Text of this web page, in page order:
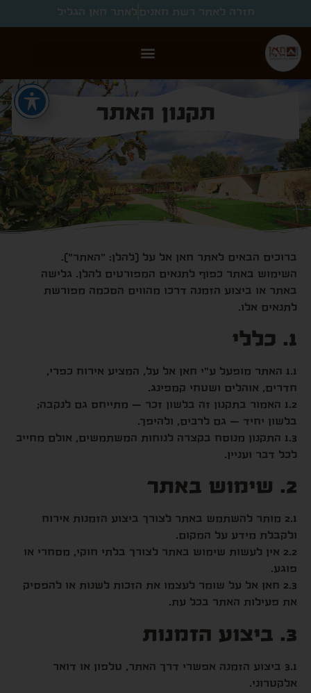
חזרה לאתר רשת חאנים לאתר חאן הגליל
תקנון האתר
ברוכים הבאים לאתר חאן אל על (להלן: "האתר").
השימוש באתר כפוף לתנאים המפורטים להלן. גלישה
באתר או ביצוע הזמנה דרכו מהווים הסכמה מפורשת
לתנאים אלו.
1. כללי
1.1 האתר מופעל ע"י חאן אל על, המציע אירוח כפרי,
חדרים, אוהלים ושטחי קמפינג.
1.2 האמור בתקנון זה בלשון זכר – מתייחס גם לנקבה;
בלשון יחיד – גם לרבים, ולהיפך.
1.3 התקנון מנוסח בקצרה לנוחות המשתמשים, אולם מחייב
לכל דבר ועניין.
2. שימוש באתר
2.1 מותר להשתמש באתר לצורך ביצוע הזמנות אירוח
ולקבלת מידע על המקום.
2.2 אין לעשות שימוש באתר לצורך בלתי חוקי, מסחרי או
פוגע.
2.3 חאן אל על שומר לעצמו את הזכות לשנות או להפסיק
את פעילות האתר בכל עת.
3. ביצוע הזמנות
3.1 ביצוע הזמנה אפשרי דרך האתר, טלפון או דואר
אלקטרוני.